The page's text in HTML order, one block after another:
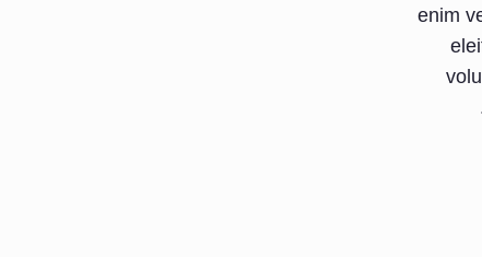
enim